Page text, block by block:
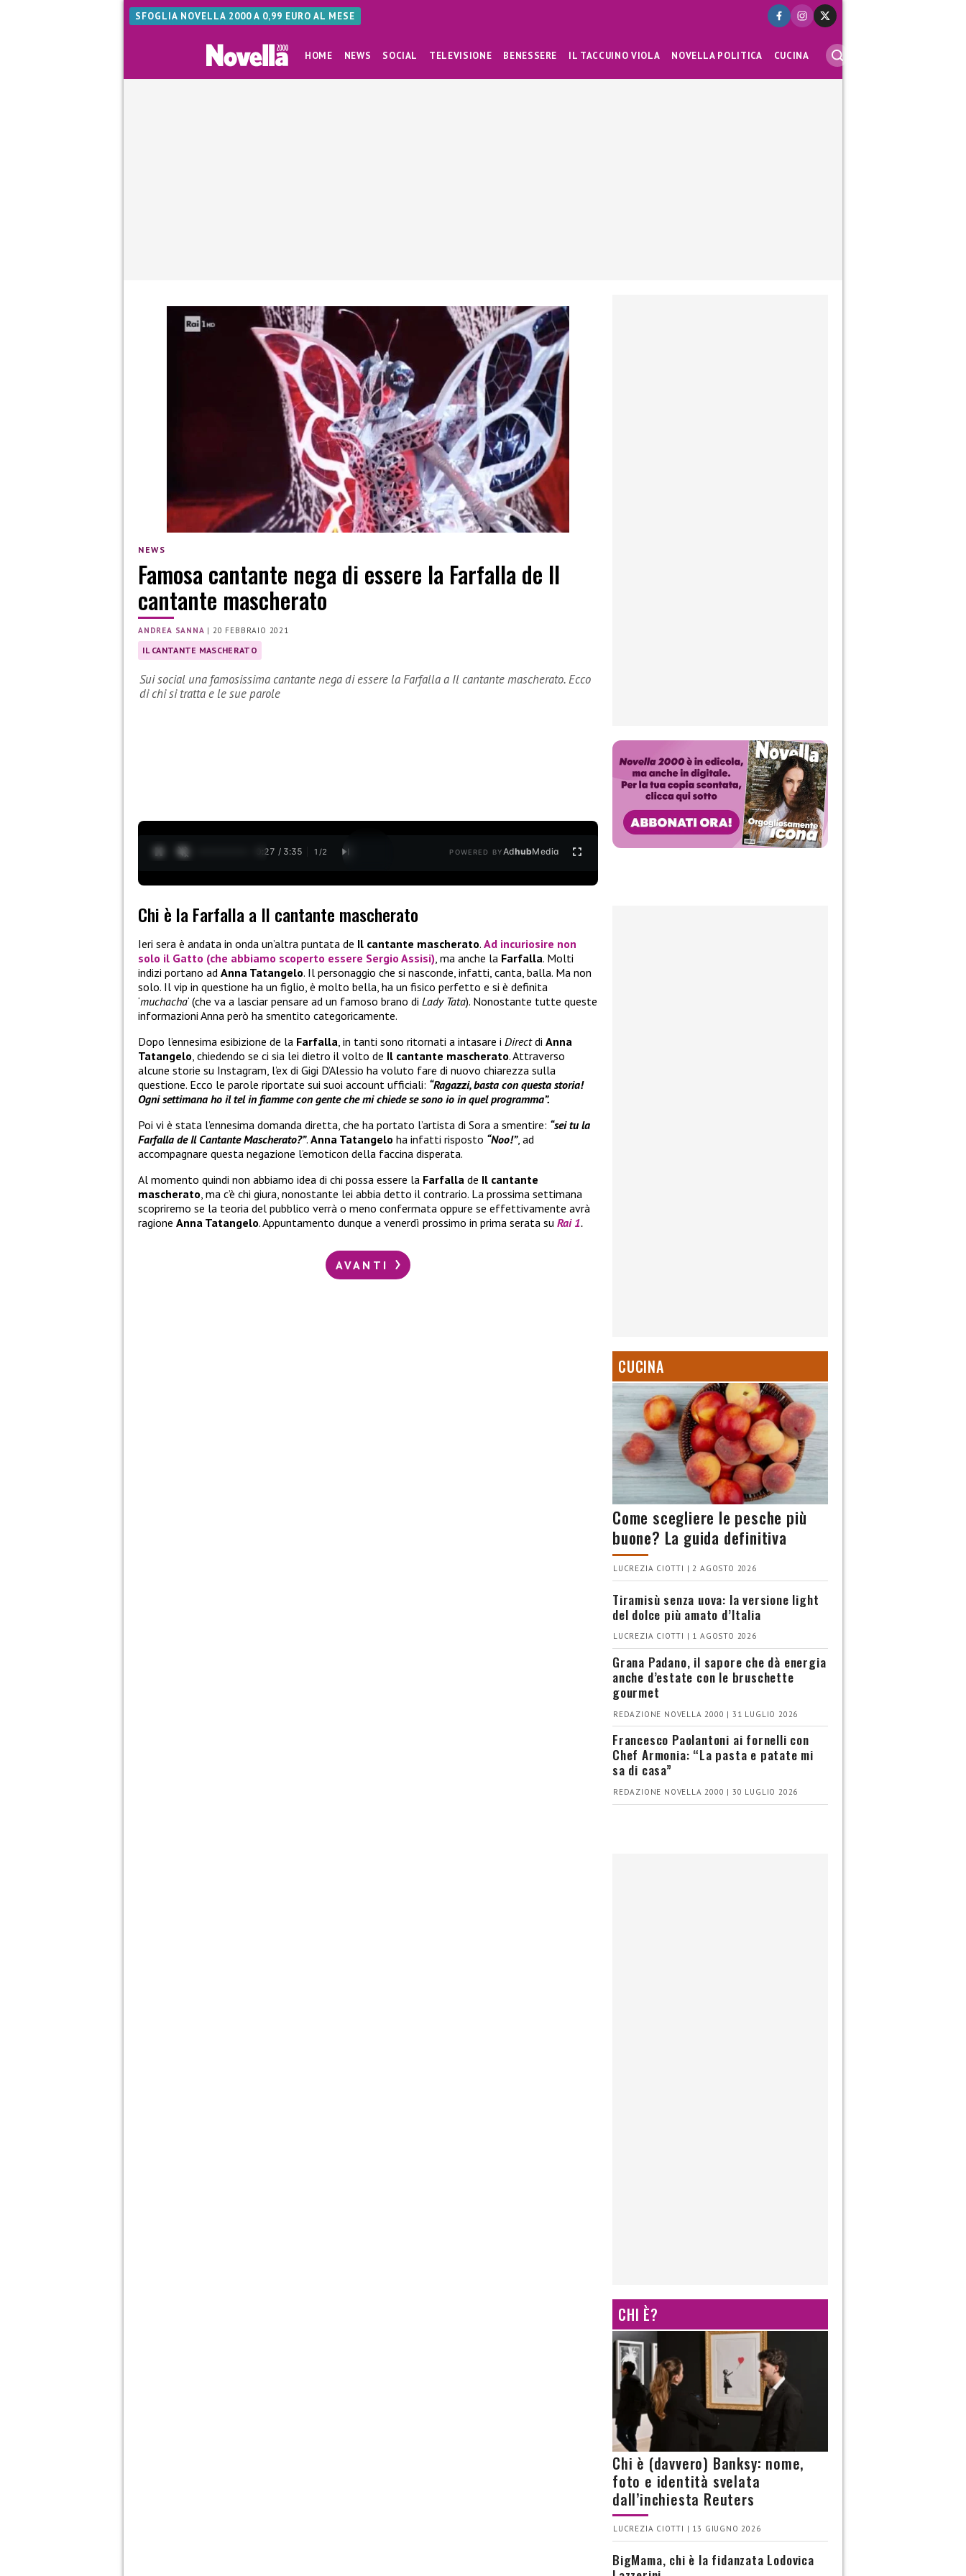
SFOGLIA NOVELLA 2000 A 0,99 EURO AL MESE
HOME NEWS SOCIAL TELEVISIONE BENESSERE IL TACCUINO VIOLA NOVELLA POLITICA CUCINA
NEWS
Famosa cantante nega di essere la Farfalla de Il
cantante mascherato
ANDREA SANNA |20 FEBBRAIO 2021
IL CANTANTE MASCHERATO
Sui social una famosissima cantante nega di essere la Farfalla a Il cantante mascherato. Ecco
di chi si tratta e le sue parole
0:28 / 3:35 1 /2 POWERED BYAdhubMedia
Chi è la Farfalla a Il cantante mascherato
Ieri sera è andata in onda un’altra puntata de Il cantante mascherato. Ad incuriosire non
solo il Gatto (che abbiamo scoperto essere Sergio Assisi), ma anche la Farfalla. Molti
indizi portano ad Anna Tatangelo. Il personaggio che si nasconde, infatti, canta, balla. Ma non
solo. Il vip in questione ha un figlio, è molto bella, ha un fisico perfetto e si è definita
‘muchacha‘ (che va a lasciar pensare ad un famoso brano di Lady Tata). Nonostante tutte queste
informazioni Anna però ha smentito categoricamente.
Dopo l’ennesima esibizione de la Farfalla, in tanti sono ritornati a intasare i Directdi Anna
Tatangelo, chiedendo se ci sia lei dietro il volto de Il cantante mascherato. Attraverso
alcune storie su Instagram, l’ex di Gigi D’Alessio ha voluto fare di nuovo chiarezza sulla
questione. Ecco le parole riportate sui suoi account ufficiali: “Ragazzi, basta con questa storia!
Ogni settimana ho il tel in fiamme con gente che mi chiede se sono io in quel programma”.
Poi vi è stata l’ennesima domanda diretta, che ha portato l’artista di Sora a smentire: “sei tu la
Farfalla de Il Cantante Mascherato?”. Anna Tatangelo ha infatti risposto “Noo!”, ad
accompagnare questa negazione l’emoticon della faccina disperata.
Al momento quindi non abbiamo idea di chi possa essere la Farfalla de Il cantante
mascherato, ma c’è chi giura, nonostante lei abbia detto il contrario. La prossima settimana
scopriremo se la teoria del pubblico verrà o meno confermata oppure se effettivamente avrà
ragione Anna Tatangelo. Appuntamento dunque a venerdì prossimo in prima serata su Rai 1.
AVANTI
CUCINA
Come scegliere le pesche più
buone? La guida definitiva
LUCREZIA CIOTTI | 2 AGOSTO 2026
Tiramisù senza uova: la versione light
del dolce più amato d’Italia
LUCREZIA CIOTTI | 1 AGOSTO 2026
Grana Padano, il sapore che dà energia
anche d’estate con le bruschette
gourmet
REDAZIONE NOVELLA 2000 | 31 LUGLIO 2026
Francesco Paolantoni ai fornelli con
Chef Armonia: “La pasta e patate mi
sa di casa”
REDAZIONE NOVELLA 2000 | 30 LUGLIO 2026
CHI È?
Chi è (davvero) Banksy: nome,
foto e identità svelata
dall’inchiesta Reuters
LUCREZIA CIOTTI | 13 GIUGNO 2026
BigMama, chi è la fidanzata Lodovica